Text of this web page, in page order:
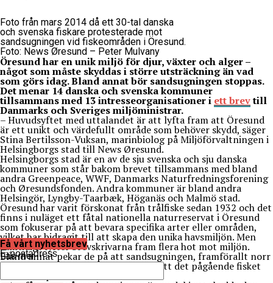
Foto från mars 2014 då ett 30-tal danska
och svenska fiskare protesterade mot
sandsugningen vid fiskeområden i Öresund.
Foto: News Øresund – Peter Mulvany
Öresund har en unik miljö för djur, växter och alger –
något som måste skyddas i större utsträckning än vad
som görs idag. Bland annat bör sandsugningen stoppas.
Det menar 14 danska och svenska kommuner
tillsammans med 13 intresseorganisationer i ett brevtill
Danmarks och Sveriges miljöministrar.
– Huvudsyftet med uttalandet är att lyfta fram att Öresund
är ett unikt och värdefullt område som behöver skydd, säger
Stina Bertilsson-Vuksan, marinbiolog på Miljöförvaltningen i
Helsingborgs stad till News Øresund.
Helsingborgs stad är en av de sju svenska och sju danska
kommuner som står bakom brevet tillsammans med bland
andra Greenpeace, WWF, Danmarks Naturfredningsforening
och Øresundsfonden. Andra kommuner är bland andra
Helsingör, Lyngby-Taarbæk, Höganäs och Malmö stad.
Öresund har varit förskonat från trålfiske sedan 1932 och det
finns i nuläget ett fåtal nationella naturreservat i Öresund
som fokuserar på att bevara specifika arter eller områden,
vilket har bidragit till att skapa den unika havsmiljön. Men
samtidigt lyfter brevskrivarna fram flera hot mot miljön.
Bland annat pekar de på att sandsugningen, framförallt norr
om Öresundsbron, bör stoppas och att det pågående fisket
Läs mer
Få vårt nyhetsbrev
E-postadress